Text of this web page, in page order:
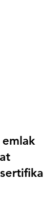
emlak